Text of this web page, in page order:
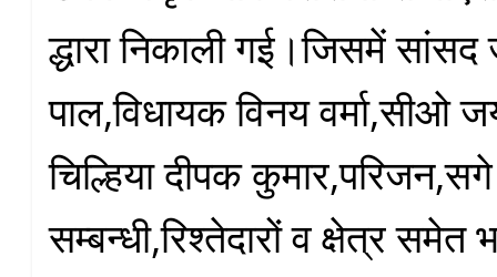
द्धारा निकाली गई।जिसमें सांसद
पाल,विधायक विनय वर्मा,सीओ
चिल्हिया दीपक कुमार,परिजन,सगे
सम्बन्धी,रिश्तेदारों व क्षेत्र समेत